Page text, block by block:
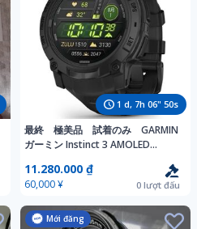
1 d, 7h 06" 48s
最終 極美品 試着のみ GARMIN
ガーミン Instinct 3 AMOLED
タクティカル 定価10.4万 純正替ベ
ルト付
11.280.000 ₫
60,000 ¥ 0 lượt đấu
Mới đăng